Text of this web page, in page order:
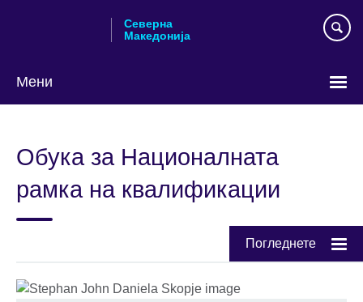
Северна
Македонија
Мени
вашиот
Обука за Националната
рамка на квалификации
Погледнете